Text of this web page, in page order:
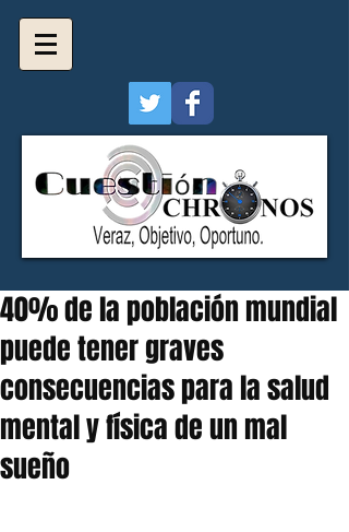
40% de la población mundial
puede tener graves
consecuencias para la salud
mental y física de un mal
sueño